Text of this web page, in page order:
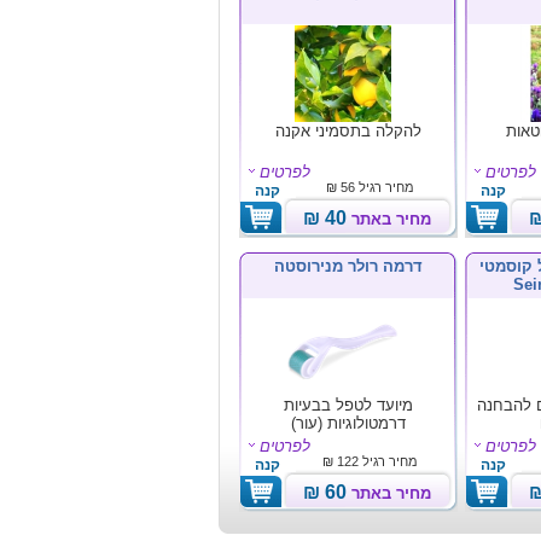
לפרטים
קנה
להקלה בתסמיני אקנה
מחיר באתר 40 ₪
לפרטים
קנה מחיר רגיל 56 ₪
קוסמטי
להבחנה
לפרטים
קנה
דרמה רולר מנירוסטה
מיועד לטפל בבעיות
דרמטולוגיות (עור)
מחיר באתר 60 ₪
לפרטים
קנה מחיר רגיל 122 ₪